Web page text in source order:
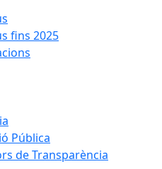
fins 2025
Pública
de Transparència